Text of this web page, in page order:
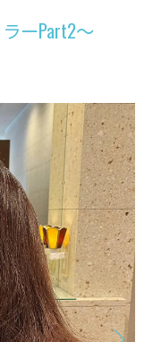
ーPart2〜